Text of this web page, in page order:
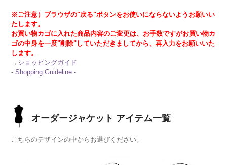
※ご注意）ブラウザの"戻る"ボタンをお使いにならないようお願いい
たします。
お買い物カゴに入れた商品内容のご変更は、お手数ですがお買い物カ
ゴの中身を一度"削除"していただきましてから、再入力をお願いいた
します。
→ ショッピングガイド
- Shopping Guideline -
オーダージャケット アイテム一覧
こちらのデザインの中からお選びください。